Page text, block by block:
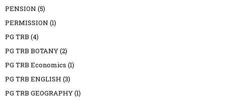
PENSION (5)
PERMISSION (1)
PG TRB (4)
PG TRB BOTANY(2)
PG TRB Economics (1)
PG TRB ENGLISH (3)
PG TRB GEOGRAPHY(1)